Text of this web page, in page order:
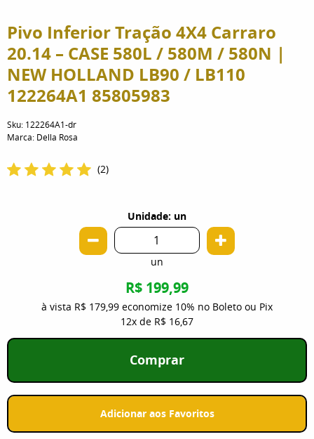
Pivo Inferior Tração 4X4 Carraro
20.14 – CASE 580L / 580M / 580N |
NEW HOLLAND LB90 / LB110
122264A1 85805983
Sku: 122264A1-dr
Marca: Della Rosa
(2)
Unidade: un
un
R$ 199,99
à vista R$ 179,99 economize 10% no Boleto ou Pix
12x de R$ 16,67
Comprar
Adicionar aos Favoritos